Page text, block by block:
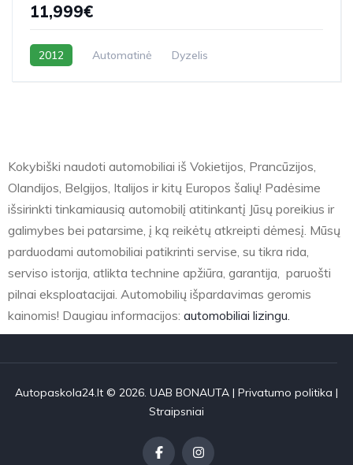
11,999€
2012 Automatinė Dyzelis
Kokybiški naudoti automobiliai iš Vokietijos, Prancūzijos,
Olandijos, Belgijos, Italijos ir kitų Europos šalių! Padėsime
išsirinkti tinkamiausią automobilį atitinkantį Jūsų poreikius ir
galimybes bei patarsime, į ką reikėtų atkreipti dėmesį. Mūsų
parduodami automobiliai patikrinti servise, su tikra rida,
serviso istorija, atlikta technine apžiūra, garantija, paruošti
pilnai eksploatacijai. Automobilių išpardavimas geromis
kainomis! Daugiau informacijos: automobiliai lizingu.
Autopaskola24.lt © 2026. UAB BONAUTA | Privatumo politika |
Straipsniai